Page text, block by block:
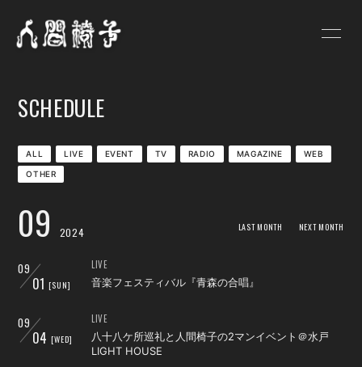
SCHEDULE
VIDEO
DISCOGRAPHY
人間椅子画報
遺言状放送
PHOTO
SCHEDULE
ALL LIVE EVENT TV RADIO MAGAZINE WEB
OTHER
09 2024 LAST MONTH NEXT MONTH
09
01 [SUN]
LIVE
音楽フェスティバル『青森の合唱』
09
04 [WED]
LIVE
八十八ケ所巡礼と人間椅子の2マンイベント＠水戸
LIGHT HOUSE